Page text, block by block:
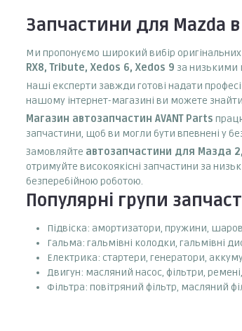
Запчастини для Mazda в
Ми пропонуємо широкий вибір оригінальних
RX8, Tribute, Xedos 6, Xedos 9 за низькими
Наші експерти завжди готові надати
нашому інтернет-магазині ви можете
Магазин автозапчастин AVANT Parts
запчастини, щоб ви могли бути впевнені у
Замовляйте автозапчастини для Мазда
отримуйте високоякісні запчастини за
безперебійною роботою.
Популярні групи
Підвіска: амортизатори, пружини,
Гальма: гальмівні колодки, гальмівні
Електрика: стартери, генератори,
Двигун: масляний насос, фільтри,
Фільтра: повітряний фільтр, масляний